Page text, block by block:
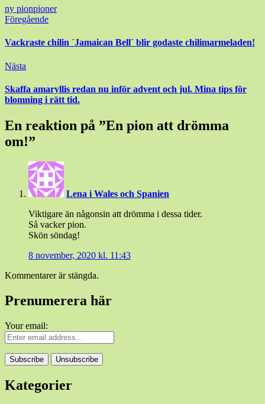
ny pionpioner
Inläggsnavigering
Föregående
Vackraste chilin ´Jamaican Bell´ blir godaste chilimarmeladen!
Nästa
Skaffa amaryllis redan nu inför advent och jul. Mina tips för
blomning i rätt tid.
En reaktion på ”En pion att drömma
om!”
Lena i Wales och Spanien
Viktigare än någonsin att drömma i dessa tider.
Så vacker pion.
Skön söndag!
8 november, 2020 kl. 11:43
Kommentarer är stängda.
Prenumerera här
Your email:
Kategorier